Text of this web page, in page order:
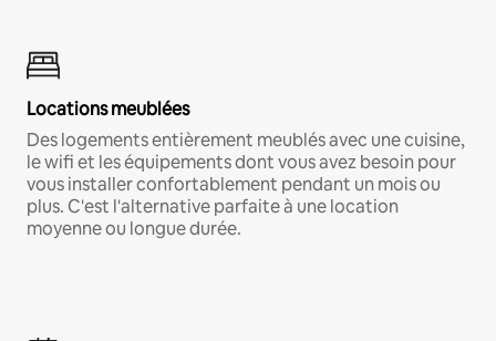
Locations meublées
Des logements entièrement meublés avec une cuisine,
le wifi et les équipements dont vous avez besoin pour
vous installer confortablement pendant un mois ou
plus. C'est l'alternative parfaite à une location
moyenne ou longue durée.